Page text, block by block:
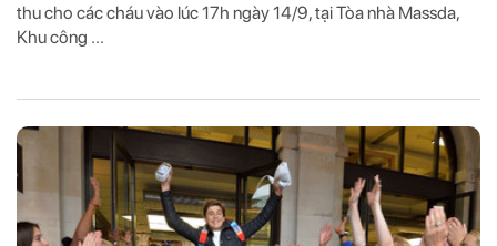
thu cho các cháu vào lúc 17h ngày 14/9, tại Tòa nhà Massda,
Khu công ...